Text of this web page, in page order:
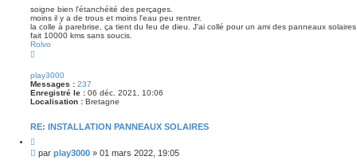
rs
s
a
g
soigne bien l'étanchéité des perçages.
moins il y a de trous et moins l'eau peu rentrer.
la colle à parebrise, ça tient du feu de dieu. J'ai collé pour un ami des panneaux
fait 10000 kms sans soucis.
Rolvo
t
play3000
Messages : 237
Enregistré le : 06 déc. 2021, 10:06
Localisation : Bretagne
RE: INSTALLATION PANNEAUX SOLAIRES
i
t
M
par play3000 » 01 mars 2022, 19:05